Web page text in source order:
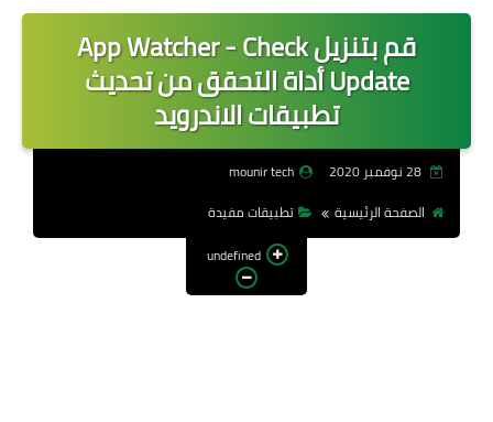
قم بتنزيل App Watcher - Check
Update أداة التحقق من تحديث
تطبيقات الاندرويد
28 نوفمبر 2020
mounir tech
الصفحة الرئيسية
تطبيقات مفيدة
undefined